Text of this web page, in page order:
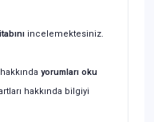
incelemektesiniz.
hakkında yorumları oku
hakkında bilgiyi